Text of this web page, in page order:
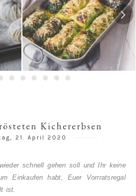
Schweinefleischfüllung | 餃
子 / 饺子
Kichererbsen
21. April 2020
schnell gehen soll und Ihr keine
Einkaufen habt, Euer Vorrratsregal
ist.